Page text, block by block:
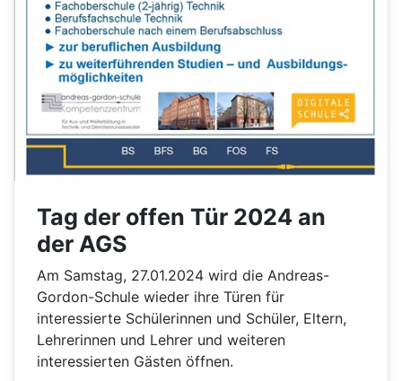
Tag der offen Tür 2024 an
der AGS
Am Samstag, 27.01.2024 wird die Andreas-
Gordon-Schule wieder ihre Türen für
interessierte Schülerinnen und Schüler, Eltern,
Lehrerinnen und Lehrer und weiteren
interessierten Gästen öffnen.